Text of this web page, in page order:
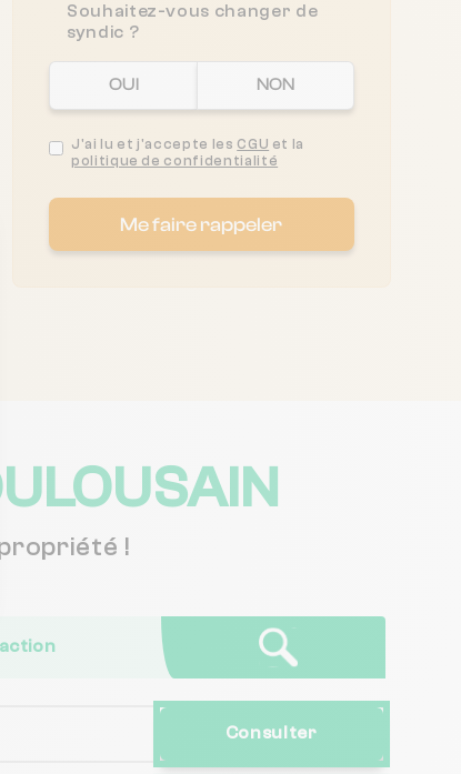
Personnalisez vos Options
Souhaitez-vous changer de
syndic ?
OUI NON
J'ai lu et j'accepte les CGU et la
politique de confidentialité
Me faire rappeler
!
Consulter